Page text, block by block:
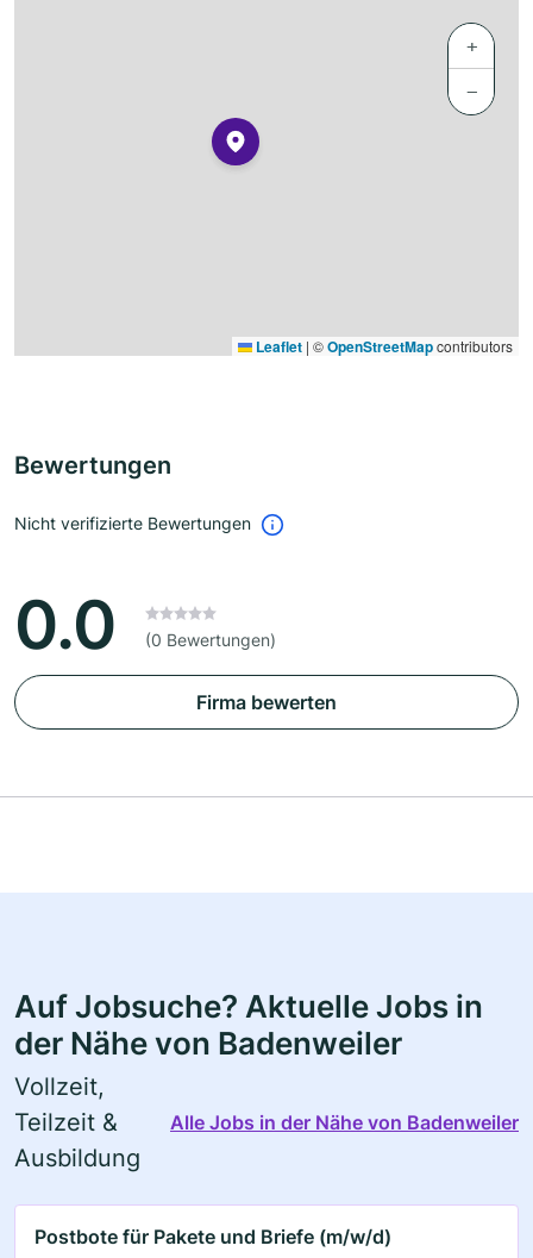
+
−
Leaflet | ©OpenStreetMapcontributors
Bewertungen
Nicht verifizierte Bewertungen
0.0 (0 Bewertungen)
Firma bewerten
Auf Jobsuche? Aktuelle Jobs in
der Nähe von Badenweiler
Vollzeit,
Teilzeit &
Ausbildung
Alle Jobs in der Nähe von Badenweiler
Postbote für Pakete und Briefe (m/w/d)